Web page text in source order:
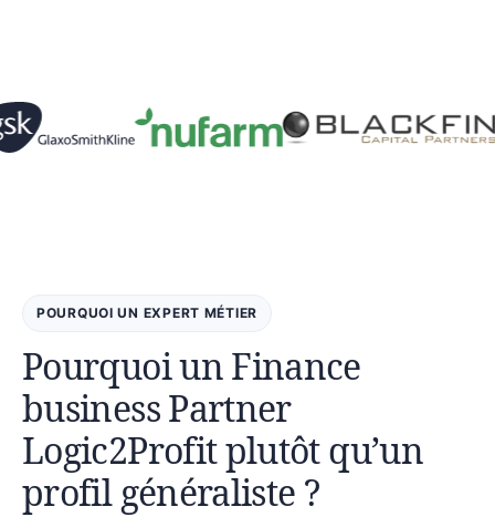
POURQUOI UN EXPERT MÉTIER
Pourquoi un Finance
business Partner
Logic2Profit plutôt qu’un
profil généraliste ?